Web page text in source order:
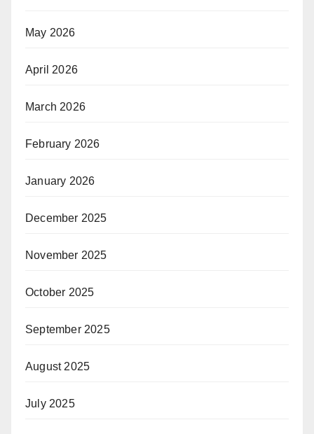
May 2026
April 2026
March 2026
February 2026
January 2026
December 2025
November 2025
October 2025
September 2025
August 2025
July 2025